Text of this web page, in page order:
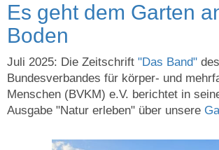
Es geht dem Garten
Boden
Juli 2025: Die Zeitschrift "Das Band" des
Bundesverbandes für körper- und
Menschen (BVKM) e.V. berichtet in
Ausgabe "Natur erleben" über unsere